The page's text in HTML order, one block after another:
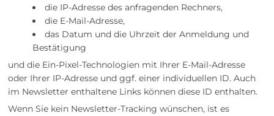
die IP-Adresse des anfragenden Rechners,
die E-Mail-Adresse,
das Datum und die Uhrzeit der Anmeldung und
Bestätigung
und die Ein-Pixel-Technologien mit Ihrer E-Mail-Adresse
oder Ihrer IP-Adresse und ggf. einer individuellen ID. Auch
im Newsletter enthaltene Links können diese ID enthalten.
Wenn Sie kein Newsletter-Tracking wünschen, ist es